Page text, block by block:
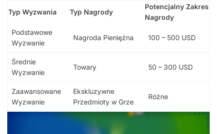
Typ Wyzwania Typ Nagrody
Potencjalny Zakres
Nagrody
Podstawowe
Wyzwanie
Nagroda Pieniężna 100 – 500 USD
Średnie
Wyzwanie
Towary 50 – 300 USD
Zaawansowane
Wyzwanie
Ekskluzywne
Przedmioty w Grze
Różne